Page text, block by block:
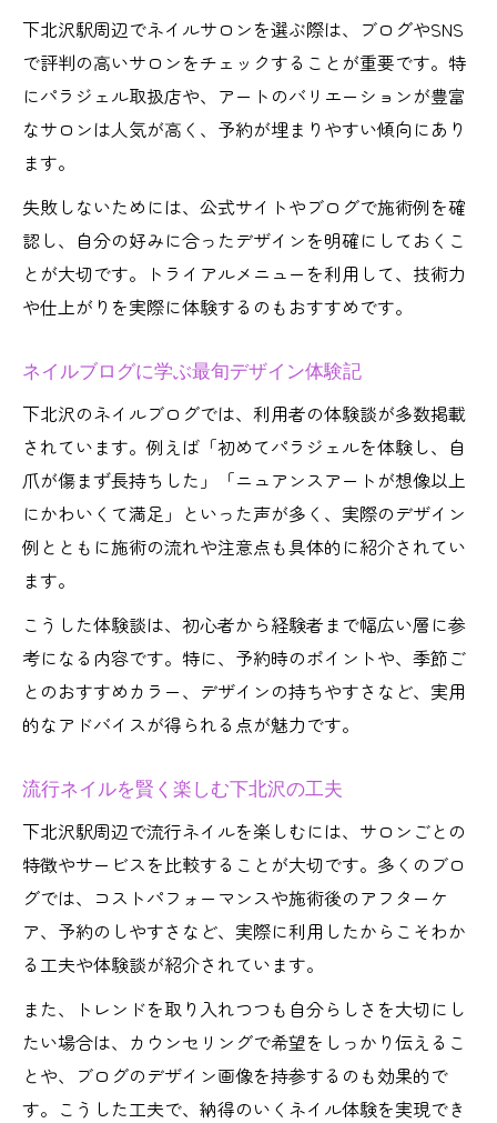
下北沢駅周辺でネイルサロンを選ぶ際は、ブログやSNS
で評判の高いサロンをチェックすることが重要です。特
にパラジェル取扱店や、アートのバリエーションが豊富
なサロンは人気が高く、予約が埋まりやすい傾向にあり
ます。
失敗しないためには、公式サイトやブログで施術例を確
認し、自分の好みに合ったデザインを明確にしておくこ
とが大切です。トライアルメニューを利用して、技術力
や仕上がりを実際に体験するのもおすすめです。
ネイルブログに学ぶ最旬デザイン体験記
下北沢のネイルブログでは、利用者の体験談が多数掲載
されています。例えば「初めてパラジェルを体験し、自
爪が傷まず長持ちした」「ニュアンスアートが想像以上
にかわいくて満足」といった声が多く、実際のデザイン
例とともに施術の流れや注意点も具体的に紹介されてい
ます。
こうした体験談は、初心者から経験者まで幅広い層に参
考になる内容です。特に、予約時のポイントや、季節ご
とのおすすめカラー、デザインの持ちやすさなど、実用
的なアドバイスが得られる点が魅力です。
流行ネイルを賢く楽しむ下北沢の工夫
下北沢駅周辺で流行ネイルを楽しむには、サロンごとの
特徴やサービスを比較することが大切です。多くのブロ
グでは、コストパフォーマンスや施術後のアフターケ
ア、予約のしやすさなど、実際に利用したからこそわか
る工夫や体験談が紹介されています。
また、トレンドを取り入れつつも自分らしさを大切にし
たい場合は、カウンセリングで希望をしっかり伝えるこ
とや、ブログのデザイン画像を持参するのも効果的で
す。こうした工夫で、納得のいくネイル体験を実現でき